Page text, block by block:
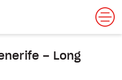
– Long